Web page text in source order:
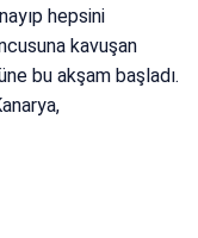
hepsini
kavuşan
bu akşam başladı.